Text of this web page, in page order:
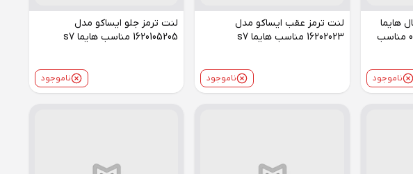
هایما
HAIMA مدل 0670500802 مناسب
ناموجود
لنت ترمز عقب ایساکو مدل
16202023 مناسب هایما s7
ناموجود
لنت ترمز جلو ایساکو مدل
1620105205 مناسب هایما s7
ناموجود